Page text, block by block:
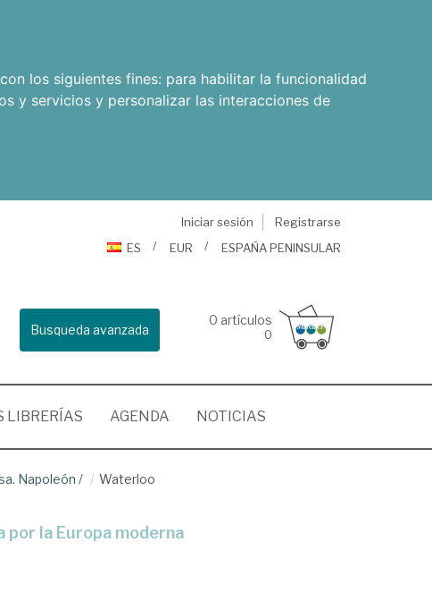
los siguientes fines: para habilitar la funcionalidad
y servicios y personalizar las interacciones de
Iniciar sesión
Registrarse
ES
EUR ESPAÑA PENINSULAR
Busqueda avanzada
0 artículos
0
LIBRERÍAS AGENDA NOTICIAS
Napoleón / Waterloo
por la Europa moderna